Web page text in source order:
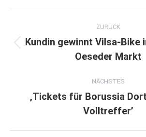
ZURÜCK
Beitrag:
Kundin gewinnt Vilsa-Bike
Oeseder Markt
NÄCHSTES
Beitrag:
‚Tickets für Borussia
Volltreffer’